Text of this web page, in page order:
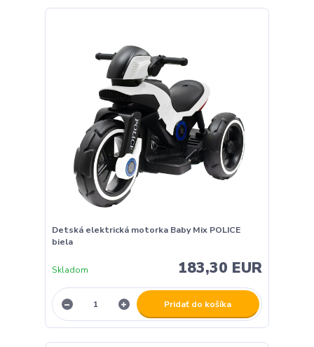
Detská elektrická motorka Baby Mix POLICE
biela
183,30 EUR
Skladom
Pridať do košíka